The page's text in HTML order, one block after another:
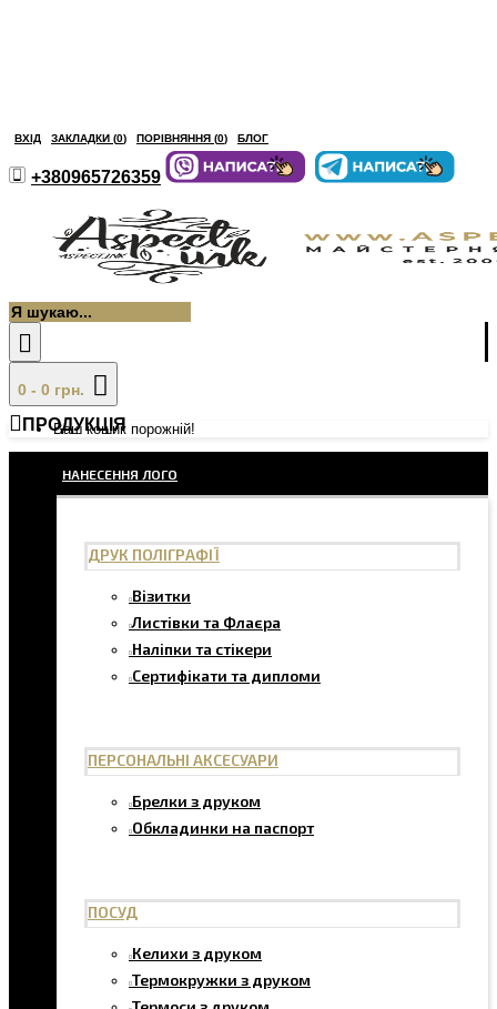
ВХІД ЗАКЛАДКИ (0) ПОРІВНЯННЯ (0) БЛОГ
+380965726359
0 - 0 грн.
Ваш кошик порожній!
ПРОДУКЦІЯ
НАНЕСЕННЯ ЛОГО
ДРУК ПОЛІГРАФІЇ
Візитки
Листівки та Флаєра
Наліпки та стікери
Сертифікати та дипломи
ПЕРСОНАЛЬНІ АКСЕСУАРИ
Брелки з друком
Обкладинки на паспорт
ПОСУД
Келихи з друком
Термокружки з друком